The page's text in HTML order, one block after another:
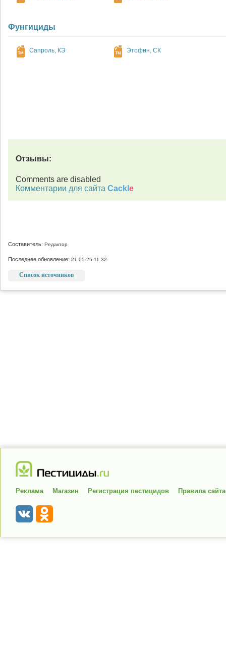
Фунгициды
Сапроль, КЭ Этофин, СК
Отзывы:
Comments are disabled
Комментарии для сайта Cackl e
Составитель: Редактор
Последнее обновление: 21.05.25 11:32
Список источников
Реклама Магазин Регистрация пестицидов Правила сайта